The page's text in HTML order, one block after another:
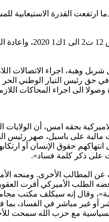
القدرة الاستيعابية
وعلم ان المجلس
وهبة، اجراء الاتصالات
رئيس التيار الوطني الحر
وصولا الى اجراء المحاكات
بحقه امس، أن
مالية على باسيل، صهر
حقوق الإنسان أو
على ذكر كلمة فساد».
المطالب الأخرى. ومنحه
الطلب الأميركي أقرت
وقال إنه سيكلف مكتب
أو غير مباشر في الفساد،
مع حزب الله سمحت